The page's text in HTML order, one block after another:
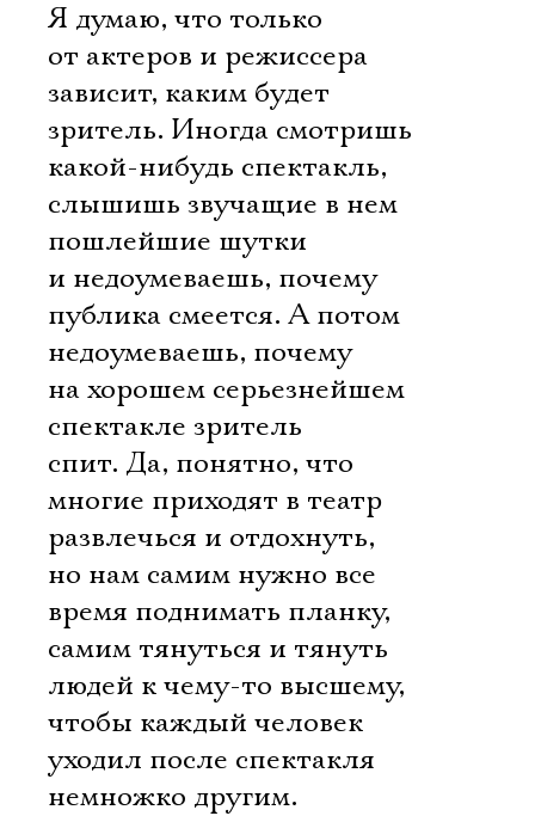
Я думаю, что только
от актеров и режиссера
зависит, каким будет
зритель. Иногда смотришь
какой-нибудь спектакль,
слышишь звучащие в нем
пошлейшие шутки
и недоумеваешь, почему
публика смеется. А потом
недоумеваешь, почему
на хорошем серьезнейшем
спектакле зритель
спит. Да, понятно, что
многие приходят в театр
развлечься и отдохнуть,
но нам самим нужно все
время поднимать планку,
самим тянуться и тянуть
людей к чему-то высшему,
чтобы каждый человек
уходил после спектакля
немножко другим.